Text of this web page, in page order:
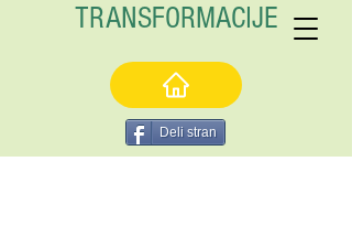
TRANSFORMACIJE
Deli stran